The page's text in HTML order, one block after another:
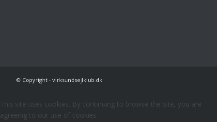
© Copyright - virksundsejlklub.dk
This site uses cookies. By continuing to browse the site, you are
agreeing to our use of cookies.